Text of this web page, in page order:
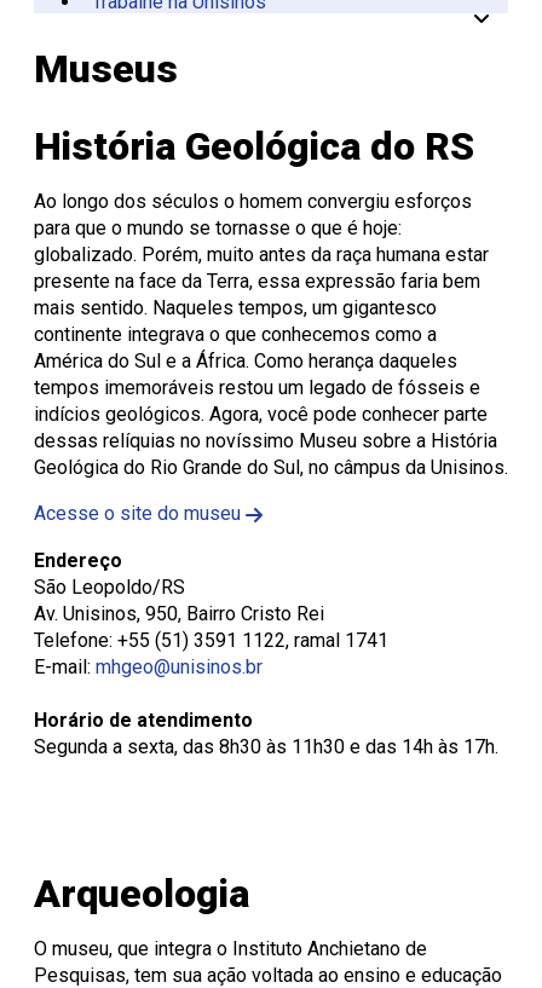
Diplomas
Pedagógica
Editais
Pedagógica
Animais
Comitê
em
Pesquisa
Relatórios e
Certificações
Ambiental
Procedimentos
Instruções
operacionais
Museus
História Geológica do RS
Ao longo dos séculos o homem convergiu esforços
para que o mundo se tornasse o que é hoje:
globalizado. Porém, muito antes da raça humana estar
presente na face da Terra, essa expressão faria bem
mais sentido. Naqueles tempos, um gigantesco
continente integrava o que conhecemos como a
América do Sul e a África. Como herança daqueles
tempos imemoráveis restou um legado de fósseis e
indícios geológicos. Agora, você pode conhecer parte
dessas relíquias no novíssimo Museu sobre a História
Geológica do Rio Grande do Sul, no câmpus da Unisinos.
Acesse o site do museu
Endereço
São Leopoldo/RS
Av. Unisinos, 950, Bairro Cristo Rei
Telefone: +55 (51) 3591 1122, ramal 1741
E-mail: mhgeo@unisinos.br
Horário de atendimento
Segunda a sexta, das 8h30 às 11h30 e das 14h às 17h.
Arqueologia
O museu, que integra o Instituto Anchietano de
Pesquisas, tem sua ação voltada ao ensino e educação